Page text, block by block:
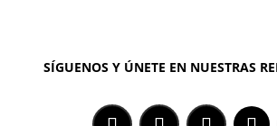
SÍGUENOS Y ÚNETE EN NUESTRAS